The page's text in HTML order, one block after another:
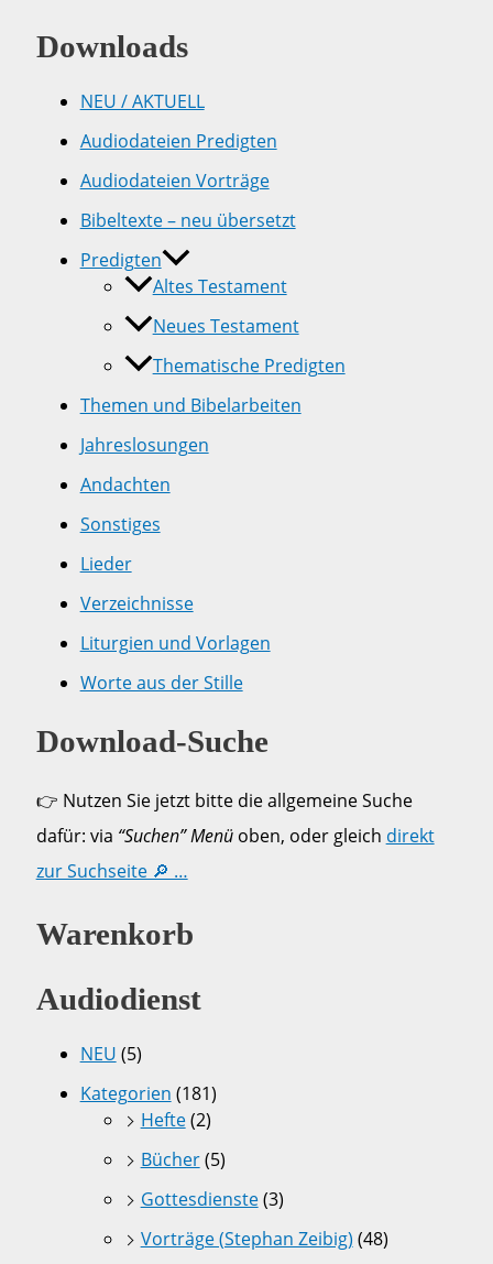
Downloads
NEU / AKTUELL
Audiodateien Predigten
Audiodateien Vorträge
Bibeltexte – neu übersetzt
Predigten
Altes Testament
Neues Testament
Thematische Predigten
Themen und Bibelarbeiten
Jahreslosungen
Andachten
Sonstiges
Lieder
Verzeichnisse
Liturgien und Vorlagen
Worte aus der Stille
Download-Suche
👉 Nutzen Sie jetzt bitte die allgemeine Suche
dafür: via “Suchen” Menüoben, oder gleich direkt
zur Suchseite 🔎 …
Warenkorb
Audiodienst
NEU (5)
Kategorien (181)
Hefte(2)
Bücher(5)
Gottesdienste(3)
Vorträge (Stephan Zeibig) (48)